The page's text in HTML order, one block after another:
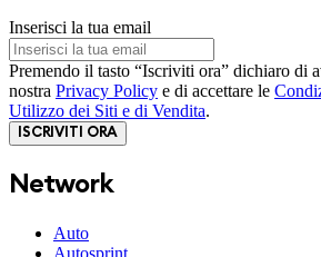
Inserisci la tua email
Premendo il tasto “Iscriviti ora” dichiaro di
nostra Privacy Policy e di accettare le
Utilizzo dei Siti e di Vendita.
ISCRIVITI ORA
Network
Auto
Autosprint